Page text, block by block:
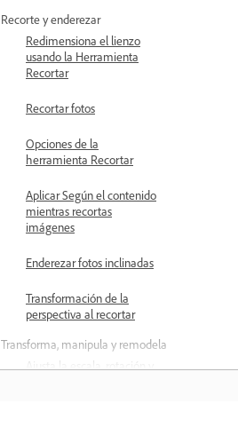
Recorte y enderezar
Redimensiona el lienzo
usando la Herramienta
Recortar
Recortar fotos
Opciones de la
herramienta Recortar
Aplicar Según el contenido
mientras recortas
imágenes
Enderezar fotos inclinadas
Transformación de la
perspectiva al recortar
Transforma, manipula y remodela
Ajusta la escala, rotación y